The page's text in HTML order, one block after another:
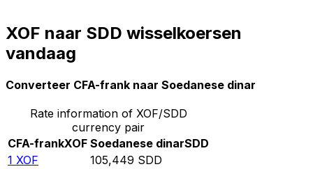
XOF naar SDD wisselkoersen
vandaag
Converteer CFA-frank naar Soedanese dinar
Rate information of XOF/SDD
currency pair
CFA-frankXOF Soedanese dinarSDD
1 XOF 105,449 SDD